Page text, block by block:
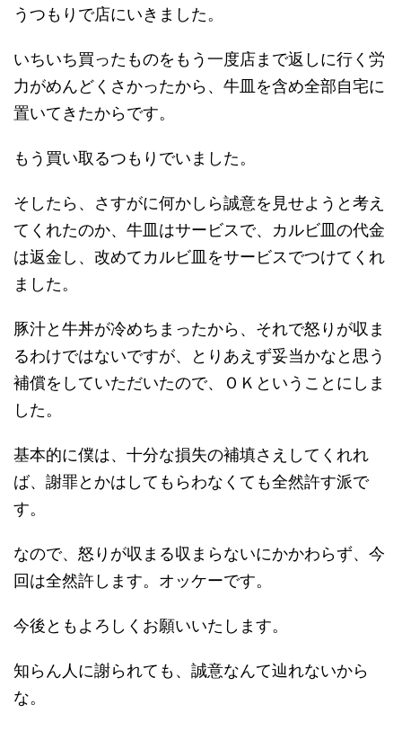
うつもりで店にいきました。
いちいち買ったものをもう一度店まで返しに行く労
力がめんどくさかったから、牛皿を含め全部自宅に
置いてきたからです。
もう買い取るつもりでいました。
そしたら、さすがに何かしら誠意を見せようと考え
てくれたのか、牛皿はサービスで、カルビ皿の代金
は返金し、改めてカルビ皿をサービスでつけてくれ
ました。
豚汁と牛丼が冷めちまったから、それで怒りが収ま
るわけではないですが、とりあえず妥当かなと思う
補償をしていただいたので、ＯＫということにしま
した。
基本的に僕は、十分な損失の補填さえしてくれれ
ば、謝罪とかはしてもらわなくても全然許す派で
す。
なので、怒りが収まる収まらないにかかわらず、今
回は全然許します。オッケーです。
今後ともよろしくお願いいたします。
知らん人に謝られても、誠意なんて辿れないから
な。